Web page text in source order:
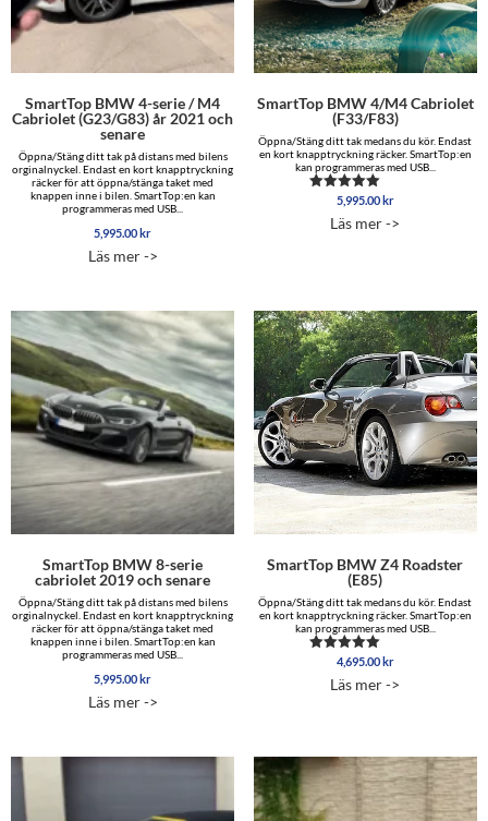
SmartTop BMW 4-serie / M4
Cabriolet (G23/G83) år 2021 och
senare
Öppna/Stäng ditt tak på distans med bilens
orginalnyckel. Endast en kort knapptryckning
räcker för att öppna/stänga taket med
knappen inne i bilen. SmartTop:en kan
programmeras med USB...
5,995.00kr
Läs mer ->
SmartTop BMW 4/M4 Cabriolet
(F33/F83)
Öppna/Stäng ditt tak medans du kör. Endast
en kort knapptryckning räcker. SmartTop:en
kan programmeras med USB...
Betygsatt
av 5
5,995.00kr
Läs mer ->
SmartTop BMW 8-serie
cabriolet 2019 och senare
Öppna/Stäng ditt tak på distans med bilens
orginalnyckel. Endast en kort knapptryckning
räcker för att öppna/stänga taket med
knappen inne i bilen. SmartTop:en kan
programmeras med USB...
5,995.00 kr
Läs mer ->
SmartTop BMW Z4 Roadster
(E85)
Öppna/Stäng ditt tak medans du kör. Endast
en kort knapptryckning räcker. SmartTop:en
kan programmeras med USB...
Betygsatt
av 5
4,695.00 kr
Läs mer ->